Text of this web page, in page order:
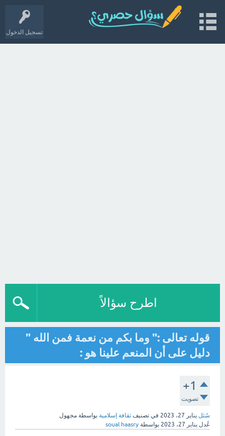
تسجيل الدخول
اطرح سؤالاً
قوله تعالى :" وما بكم من نعمة فمن الله "
دليل على أن المنعم علينا هو :
+1
تصويت
سُئل يناير 27، 2023 في تصنيف ثقافة إسلامية بواسطة مجهول
عُدل يناير 27، 2023 بواسطة soual haasry